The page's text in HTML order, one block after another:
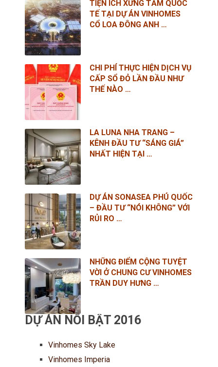
TIỆN ÍCH XỨNG TẦM QUỐC
TẾ TẠI DỰ ÁN VINHOMES
CỔ LOA ĐÔNG ANH …
CHI PHÍ THỰC HIỆN DỊCH VỤ
CẤP SỔ ĐỎ LẦN ĐẦU NHƯ
THẾ NÀO …
LA LUNA NHA TRANG –
KÊNH ĐẦU TƯ “SÁNG GIÁ”
NHẤT HIỆN TẠI …
DỰ ÁN SONASEA PHÚ QUỐC
– ĐẦU TƯ “NÓI KHÔNG” VỚI
RỦI RO …
NHỮNG ĐIỂM CỘNG TUYỆT
VỜI Ở CHUNG CƯ VINHOMES
TRẦN DUY HƯNG …
DỰ ÁN NỔI BẬT 2016
Vinhomes Sky Lake
Vinhomes Imperia